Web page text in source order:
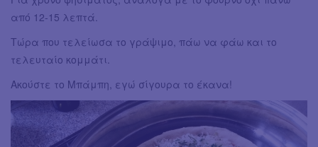
από 12-15 λεπτά.
Τώρα που τελείωσα το γράψιμο, πάω να φάω και το
τελευταίο κομμάτι.
Ακούστε το Μπάμπη, εγώ σίγουρα το έκανα!